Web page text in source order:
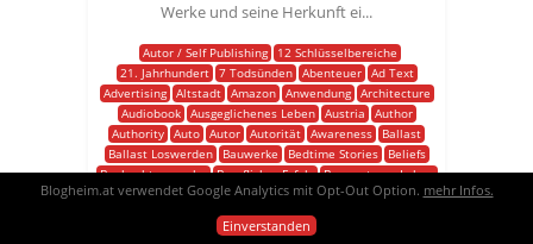
Werke und seine Herkunft ei...
Autor / Self Publishing
12 Schlüsselbereiche
21. Jahrhundert
7 Todsünden Abenteuer
Ad Text
Advertising
Altstadt Amazon Anwendung
Architecture
Audiobook
Ausgeglichenes Leben Austria
Author
Authority Auto Autor Autorität Awareness
Ballast
Ballast Loswerden
Bauwerke Bedtime Stories
Beliefs
Beobachtungsgabe Beruflicher Erfolg Bewussteres Leben
Bewusstes Leben
Bewusstsein Blog
Book Purchase
Breite Palette Breite Palette Von Themen
Business Camping Campingausflüge
Blogheim.at verwendet Google Analytics mit Opt-Out Option. mehr Infos.
Einverstanden